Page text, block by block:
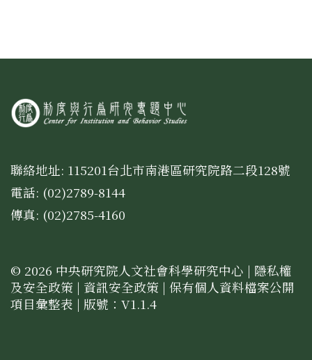
聯絡地址: 115201台北市南港區研究院路二段128號
電話: (02)2789-8144
傳真: (02)2785-4160
© 2026 中央研究院人文社會科學研究中心 | 隱私權
及安全政策 | 資訊安全政策 | 保有個人資料檔案公開
項目彙整表 | 版號：V1.1.4